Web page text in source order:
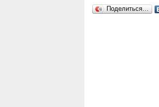
Поделиться…